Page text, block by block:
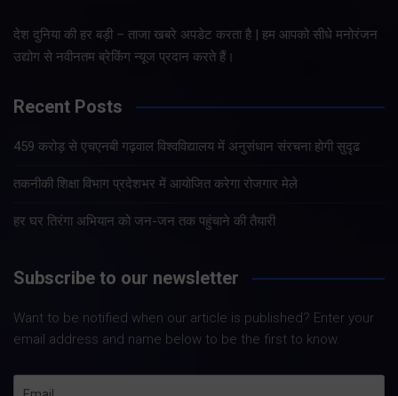
देश दुनिया की हर बड़ी – ताजा खबरे अपडेट करता है | हम आपको सीधे मनोरंजन
उद्योग से नवीनतम ब्रेकिंग न्यूज प्रदान करते हैं।
Recent Posts
459 करोड़ से एचएनबी गढ़वाल विश्वविद्यालय में अनुसंधान संरचना होगी सुदृढ
तकनीकी शिक्षा विभाग प्रदेशभर में आयोजित करेगा रोजगार मेले
हर घर तिरंगा अभियान को जन-जन तक पहुंचाने की तैयारी
Subscribe to our newsletter
Want to be notified when our article is published? Enter your
email address and name below to be the first to know.